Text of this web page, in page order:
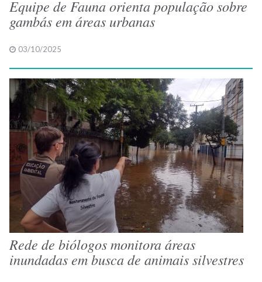
Equipe de Fauna orienta população sobre
gambás em áreas urbanas
03/10/2025
Rede de biólogos monitora áreas
inundadas em busca de animais silvestres